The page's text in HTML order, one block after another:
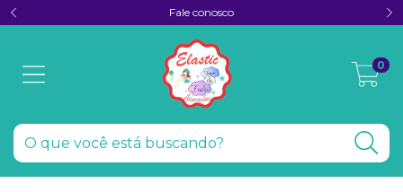
Fale conosco
0